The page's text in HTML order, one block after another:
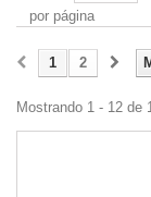
por página
1 2
Mostrando 1 - 12 de